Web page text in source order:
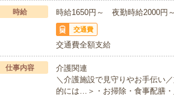
時給 時給1650円～ 夜勤時給2000円
交通費
交通費全額支給
仕事内容
介護関連
＼介護施設で見守りやお手伝い
的には…＞・お掃除・食事配膳